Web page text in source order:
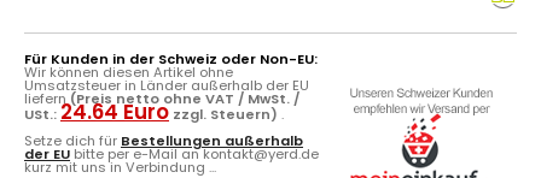
Für Kunden in der Schweiz oder Non-EU:
Wir können diesen Artikel ohne
Umsatzsteuer in Länder außerhalb der EU
liefern (Preis netto ohne VAT / MwSt. /
USt.: 24.64 Euro zzgl. Steuern) .
Setze dich für Bestellungen außerhalb
der EU bitte per e-Mail an kontakt@yerd.de
kurz mit uns in Verbindung ...